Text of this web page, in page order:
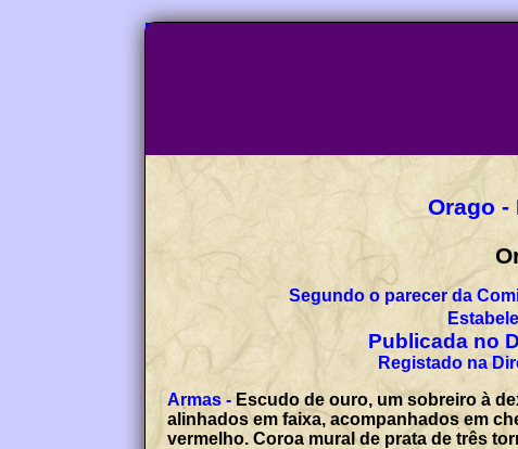
Orago -
Segundo o parecer da
Publicada no
Registado na
Armas - Escudo de ouro, um sobreiro à
alinhados em faixa, acompanhados em
vermelho. Coroa mural de prata de três